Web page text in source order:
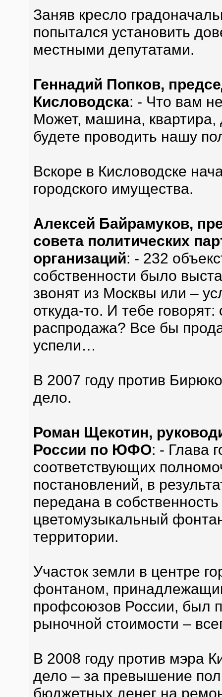
Заняв кресло
попытался установить
местными депутатами.
Геннадий Попков,
Кисловодска: - Что вам
Может, машина, квартира,
будете проводить нашу
Вскоре в Кисловодске
городского имущества.
Алексей Байрамуков,
совета политических
организаций: - 232
собственности было
звонят из Москвы или –
откуда-то. И тебе
распродажа? Все бы
успели…
В 2007 году против
дело.
Роман Щекотин,
России по ЮФО: - Глава
соответствующих
постановлений, в
передана в
цветомузыкальный
территории.
Участок земли в центре
фонтаном,
профсоюзов России, был
рыночной стоимости –
В 2008 году против мэра
дело – за превышение
бюджетных денег на